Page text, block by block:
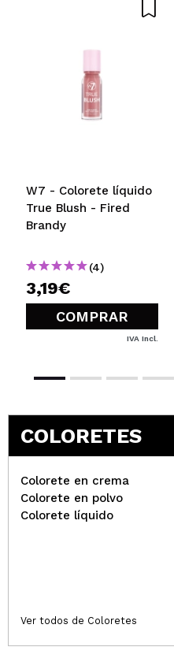
W7 - Colorete líquido
True Blush - Fired
Brandy
(4)
3,19€
COMPRAR
IVA Incl.
COLORETES
Colorete en crema
Colorete en polvo
Colorete líquido
Ver todos de Coloretes